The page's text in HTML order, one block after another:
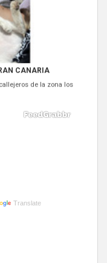
CANARIA
de la zona los
menos de un mes,
Translate